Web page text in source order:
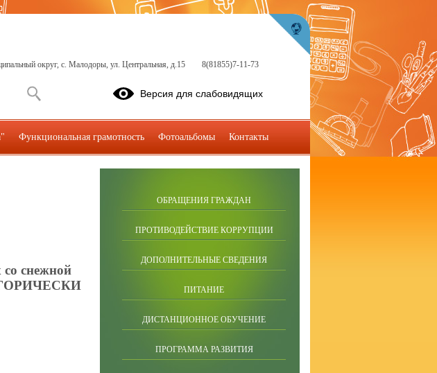
со снежной
ОБРАЩЕНИЯ ГРАЖДАН
ПРОТИВОДЕЙСТВИЕ КОРРУПЦИИ
ДОПОЛНИТЕЛЬНЫЕ СВЕДЕНИЯ
ПИТАНИЕ
ДИСТАНЦИОННОЕ ОБУЧЕНИЕ
ПРОГРАММА РАЗВИТИЯ
округ, с. Малодоры, ул. Центральная, д.15 8(81855)7-11-73
Версия для слабовидящих
Функциональная грамотность Фотоальбомы Контакты